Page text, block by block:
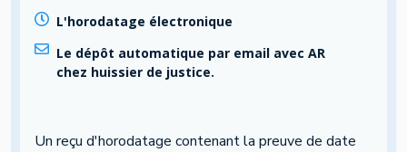
L'horodatage électronique
Le dépôt automatique par email avec AR
chez huissier de justice.
Un reçu d'horodatage contenant la preuve de date